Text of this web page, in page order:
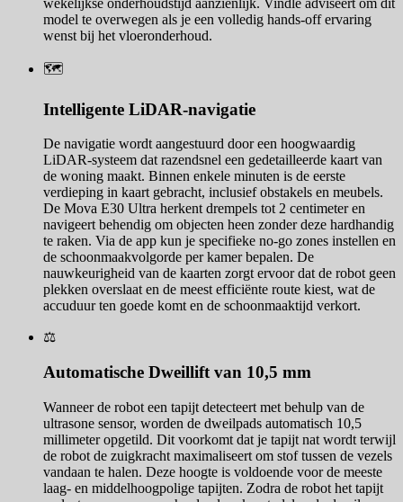
model te overwegen als je een volledig hands-off ervaring
wenst bij het vloeronderhoud.
🗺️
Intelligente LiDAR-navigatie
De navigatie wordt aangestuurd door een hoogwaardig
LiDAR-systeem dat razendsnel een gedetailleerde kaart van
de woning maakt. Binnen enkele minuten is de eerste
verdieping in kaart gebracht, inclusief obstakels en meubels.
De Mova E30 Ultra herkent drempels tot 2 centimeter en
navigeert behendig om objecten heen zonder deze hardhandig
te raken. Via de app kun je specifieke no-go zones instellen en
de schoonmaakvolgorde per kamer bepalen. De
nauwkeurigheid van de kaarten zorgt ervoor dat de robot geen
plekken overslaat en de meest efficiënte route kiest, wat de
accuduur ten goede komt en de schoonmaaktijd verkort.
⚖️
Automatische Dweillift van 10,5 mm
Wanneer de robot een tapijt detecteert met behulp van de
ultrasone sensor, worden de dweilpads automatisch 10,5
millimeter opgetild. Dit voorkomt dat je tapijt nat wordt terwijl
de robot de zuigkracht maximaliseert om stof tussen de vezels
vandaan te halen. Deze hoogte is voldoende voor de meeste
laag- en middelhoogpolige tapijten. Zodra de robot het tapijt